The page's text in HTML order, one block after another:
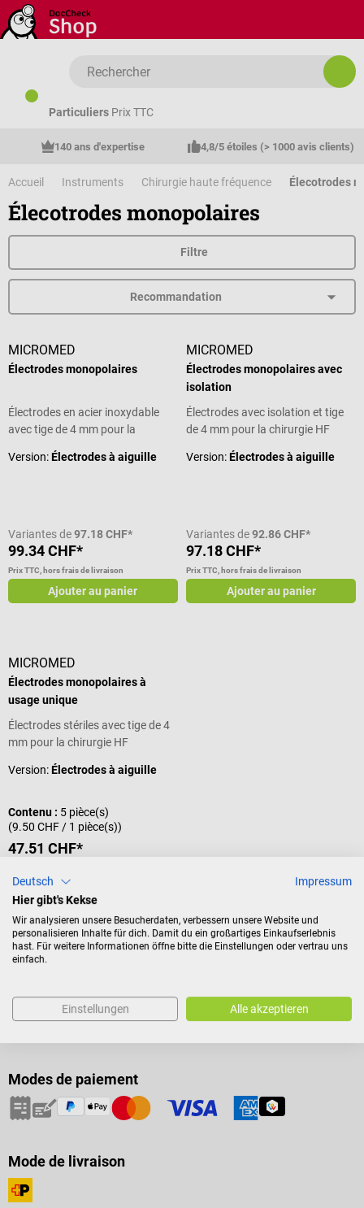
Passer au contenu principal
Particuliers Prix TTC
140 ans d'expertise 4,8/5 étoiles (> 1000 avis clients)
Accueil Instruments Chirurgie haute fréquence Élecotrodes
Élecotrodes monopolaires
Filtre
MICROMED
Électrodes monopolaires
Électrodes en acier inoxydable
avec tige de 4 mm pour la
Version:Électrodes à aiguille
Variantes de97.18 CHF*
99.34 CHF*
Prix TTC, hors frais de livraison
Ajouter au panier
MICROMED
Électrodes monopolaires avec
isolation
Électrodes avec isolation et tige
de 4 mm pour la chirurgie HF
Version:Électrodes à aiguille
Variantes de92.86 CHF*
97.18 CHF*
Prix TTC, hors frais de livraison
Ajouter au panier
MICROMED
Électrodes monopolaires à
usage unique
Électrodes stériles avec tige de 4
mm pour la chirurgie HF
Version:Électrodes à aiguille
Contenu : 5 pièce(s)
(9.50 CHF / 1 pièce(s))
47.51 CHF*
Ajouter au panier
Modes de paiement
Mode de livraison
Deutsch
Impressum
Hier gibt's Kekse
Wir analysieren unsere Besucherdaten, verbessern unsere Website und
personalisieren Inhalte für dich. Damit du ein großartiges Einkaufserlebnis
hast. Für weitere Informationen öffne bitte die Einstellungen oder vertrau uns
einfach.
Einstellungen Alle akzeptieren